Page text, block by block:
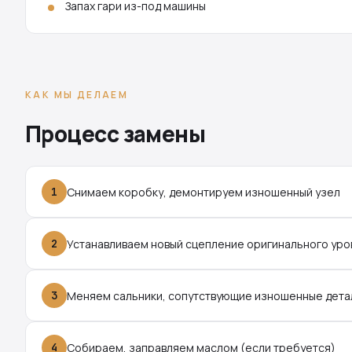
Запах гари из-под машины
КАК МЫ ДЕЛАЕМ
Процесс замены
1 Снимаем коробку, демонтируем изношенный узел
2 Устанавливаем новый сцепление оригинального
3 Меняем сальники, сопутствующие изношенные
4 Собираем, заправляем маслом (если требуется)